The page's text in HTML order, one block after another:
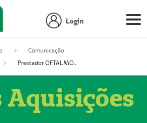
Login
Comunicação
Prestador OFTALMOCLÍNICA SÃO GONÇALO (55004164-2)
Aquisições